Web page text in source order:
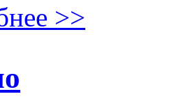
>>